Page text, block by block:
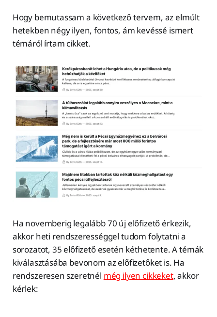
Hogy bemutassam a következő tervem, az elmúlt
hetekben négy ilyen, fontos, ám kevéssé ismert
témáról írtam cikket.
Ha novemberig legalább 70 új előfizető érkezik,
akkor heti rendszerességgel tudom folytatni a
sorozatot, 35 előfizető esetén kéthetente. A témák
kiválasztásába bevonom az előfizetőket is. Ha
rendszeresen szeretnél még ilyen cikkeket, akkor
kérlek: